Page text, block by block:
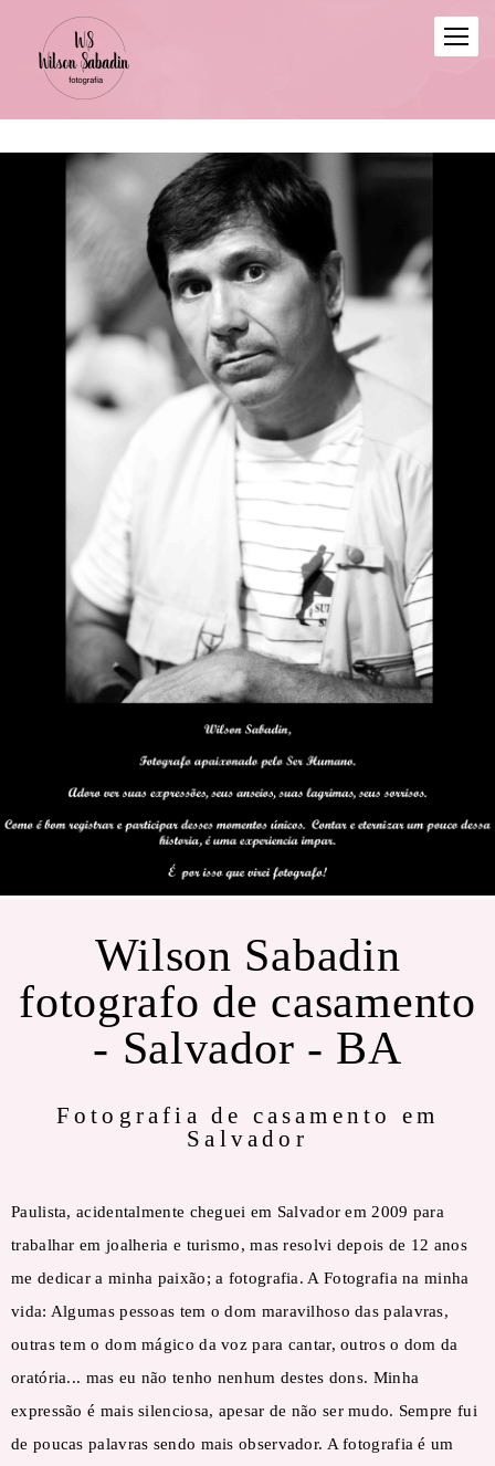
Wilson Sabadin
fotografo de casamento
- Salvador - BA
Fotografia de casamento em
Salvador
Paulista, acidentalmente cheguei em Salvador em 2009 para
trabalhar em joalheria e turismo, mas resolvi depois de 12 anos
me dedicar a minha paixão; a fotografia. A Fotografia na minha
vida: Algumas pessoas tem o dom maravilhoso das palavras,
outras tem o dom mágico da voz para cantar, outros o dom da
oratória... mas eu não tenho nenhum destes dons. Minha
expressão é mais silenciosa, apesar de não ser mudo. Sempre fui
de poucas palavras sendo mais observador. A fotografia é um